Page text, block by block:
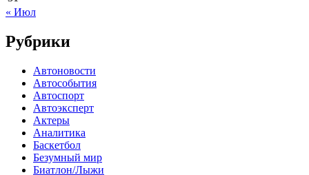
« Июл
Рубрики
Автоновости
Автособытия
Автоспорт
Автоэксперт
Актеры
Аналитика
Баскетбол
Безумный мир
Биатлон/Лыжи